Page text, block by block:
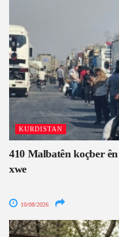
KURDISTAN
410 Malbatên koçber
xwe
10/08/2026